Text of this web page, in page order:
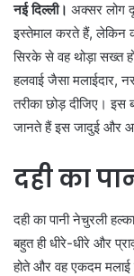
नई दिल्ली। अक्सर लोग
इस्तेमाल करते हैं, लेकिन
सिरके से वह थोड़ा सख्त
हलवाई जैसा मलाईदार,
तरीका छोड़ दीजिए। इस
जानते हैं इस जादुई और
दही का
दही का पानी नेचुरली
बहुत ही धीरे-धीरे और
होते और वह एकदम मलाई